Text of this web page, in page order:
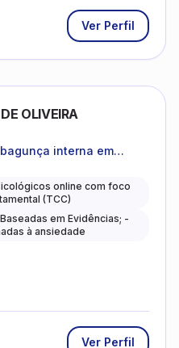
Ver Perfil
OLIVEIRA
interna em
para se viver.
online com foco
(TCC)
em Evidências; -
à ansiedade
Ver Perfil